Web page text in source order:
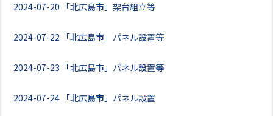
2024-07-20 「北広島市」架台組立等
2024-07-22 「北広島市」パネル設置等
2024-07-23 「北広島市」パネル設置等
2024-07-24 「北広島市」パネル設置